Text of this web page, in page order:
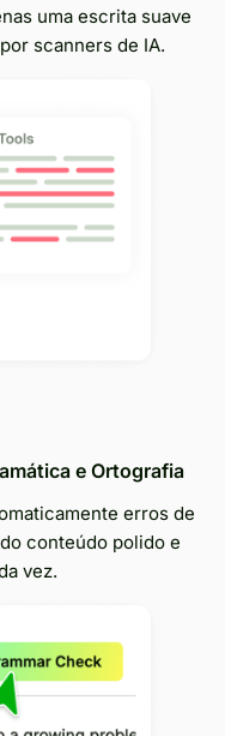
uma escrita suave
scanners de IA.
e Ortografia
erros de
conteúdo polido e
vez.